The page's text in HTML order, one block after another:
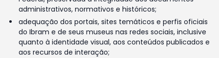
administrativos, normativos e históricos;
adequação dos portais, sites temáticos e perfis oficiais
do Ibram e de seus museus nas redes sociais, inclusive
quanto à identidade visual, aos conteúdos publicados e
aos recursos de interação;